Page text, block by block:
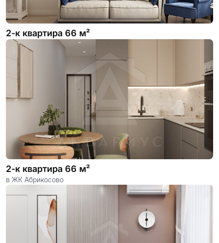
2-к квартира 66 м²
2-к квартира 66 м²
в ЖК Абрикосово